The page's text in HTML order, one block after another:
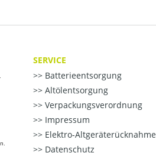
SERVICE
Batterieentsorgung
Altölentsorgung
Verpackungsverordnung
Impressum
Elektro-Altgeräterücknahme
Datenschutz